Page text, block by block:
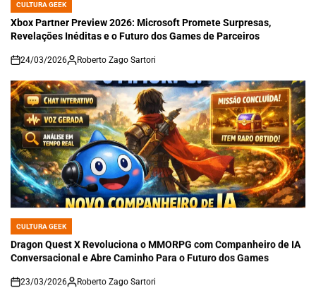
POSTED
IN
CULTURA GEEK
Xbox Partner Preview 2026: Microsoft Promete Surpresas,
Revelações Inéditas e o Futuro dos Games de Parceiros
on
24/03/2026 Roberto Zago Sartori
POSTED
IN
CULTURA GEEK
Dragon Quest X Revoluciona o MMORPG com Companheiro de IA
Conversacional e Abre Caminho Para o Futuro dos Games
on
23/03/2026 Roberto Zago Sartori